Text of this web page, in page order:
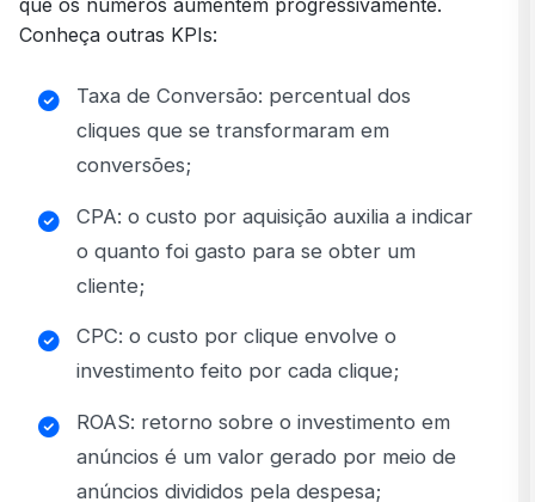
que os números aumentem progressivamente.
Conheça outras KPIs:
Taxa de Conversão: percentual dos
cliques que se transformaram em
conversões;
CPA: o custo por aquisição auxilia a indicar
o quanto foi gasto para se obter um
cliente;
CPC: o custo por clique envolve o
investimento feito por cada clique;
ROAS: retorno sobre o investimento em
anúncios é um valor gerado por meio de
anúncios divididos pela despesa;